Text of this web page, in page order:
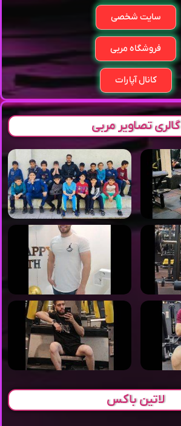
سایت شخصی
فروشگاه مربی
کانال آپارات
گالری تصاویر مربی
لاتین باکس